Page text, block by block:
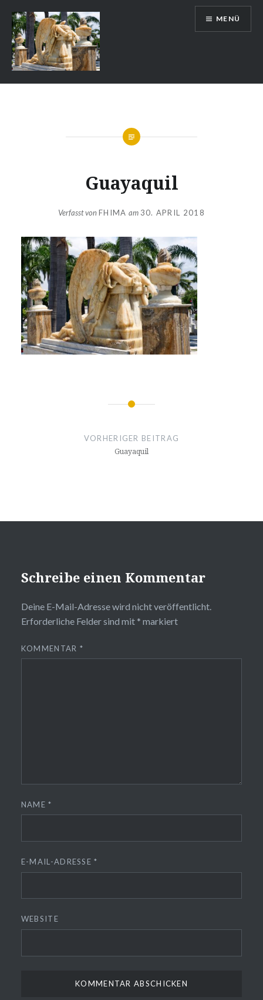
Inhalt
springen
Auslandsschuldienst
MENÜ
Guayaquil
Verfasst vonFHIMA am 30. APRIL 2018
Beitragsnavigation
VORHERIGER BEITRAG
Guayaquil
Schreibe einen Kommentar
Deine E-Mail-Adresse wird nicht veröffentlicht.
Erforderliche Felder sind mit * markiert
KOMMENTAR *
NAME*
E-MAIL-ADRESSE*
WEBSITE